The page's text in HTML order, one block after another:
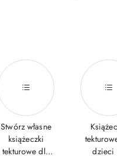
Stwórz własne
książeczki
tekturowe dla
dzieci